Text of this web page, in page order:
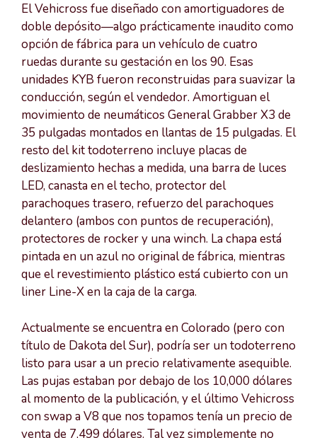
El Vehicross fue diseñado con amortiguadores de
doble depósito—algo prácticamente inaudito como
opción de fábrica para un vehículo de cuatro
ruedas durante su gestación en los 90. Esas
unidades KYB fueron reconstruidas para suavizar la
conducción, según el vendedor. Amortiguan el
movimiento de neumáticos General Grabber X3 de
35 pulgadas montados en llantas de 15 pulgadas. El
resto del kit todoterreno incluye placas de
deslizamiento hechas a medida, una barra de luces
LED, canasta en el techo, protector del
parachoques trasero, refuerzo del parachoques
delantero (ambos con puntos de recuperación),
protectores de rocker y una winch. La chapa está
pintada en un azul no original de fábrica, mientras
que el revestimiento plástico está cubierto con un
liner Line-X en la caja de la carga.
Actualmente se encuentra en Colorado (pero con
título de Dakota del Sur), podría ser un todoterreno
listo para usar a un precio relativamente asequible.
Las pujas estaban por debajo de los 10,000 dólares
al momento de la publicación, y el último Vehicross
con swap a V8 que nos topamos tenía un precio de
venta de 7,499 dólares. Tal vez simplemente no